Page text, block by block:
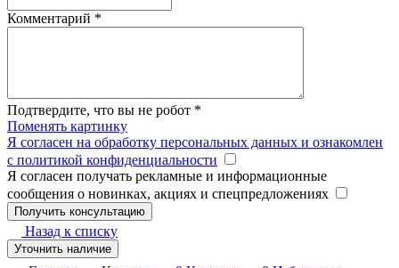
Комментарий *
Подтвердите, что вы не робот *
Поменять картинку
Я согласен на обработку персональных данных и ознакомлен
с политикой конфиденциальности
Я согласен получать рекламные и информационные
сообщения о новинках, акциях и спецпредложениях
Назад к списку
Уточнить наличие